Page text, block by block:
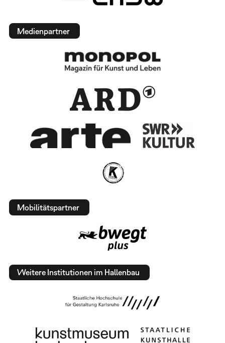
Medienpartner
Mobilitätspartner
Weitere Institutionen im Hallenbau